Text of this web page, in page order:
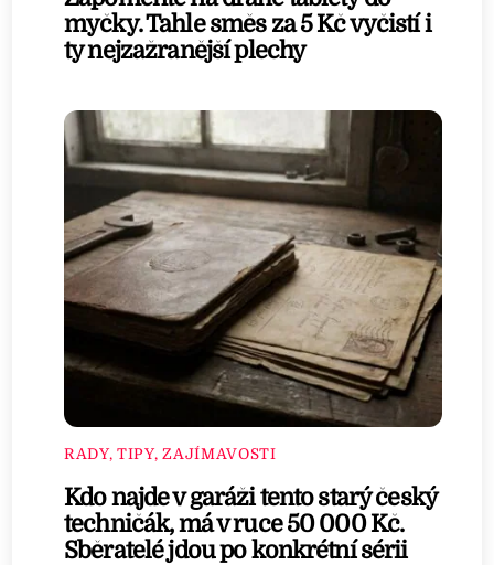
myčky. Tahle směs za 5 Kč vyčistí i
ty nejzažranější plechy
RADY, TIPY, ZAJÍMAVOSTI
Kdo najde v garáži tento starý český
techničák, má v ruce 50 000 Kč.
Sběratelé jdou po konkrétní sérii